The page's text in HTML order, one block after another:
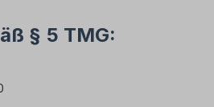
§ 5 TMG: